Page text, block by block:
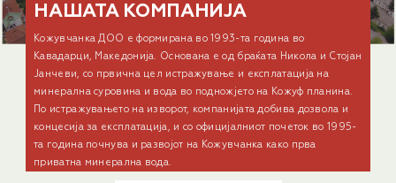
НАШАТА КОМПАНИЈА
Кожувчанка ДОО е формирана во 1993-та година во
Кавадарци, Македонија. Основана е од браќата Никола и Стојан
Јанчеви, со првична цел истражување и експлатација на
минерална суровина и вода во подножјето на Кожуф планина.
По истражувањето на изворот, компанијата добива дозвола и
концесија за експлатација, и со официјалниот почеток во 1995-
та година почнува и развојот нa Кожувчанка како прва
приватна минерална вода.